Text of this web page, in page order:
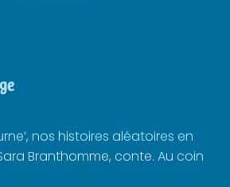
nos histoires aléatoires en
Branthomme, conte. Au coin